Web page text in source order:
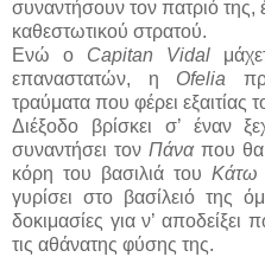
συναντήσουν τον πατριό της,
καθεστωτικού στρατού.
Ενώ ο Capitan Vidal
επαναστατών, η Ofelia
τραύματα που φέρει εξαιτίας
Διέξοδο βρίσκει σ’ έναν
συναντήσει τον Πάναπου θα
κόρη του βασιλιά του Κάτω
γυρίσει στο βασίλειό της
δοκιμασίες για ν’ αποδείξει
τις αθάνατης φύσης της.